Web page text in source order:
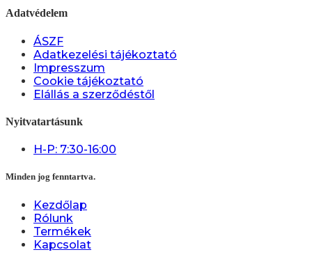
Adatvédelem
ÁSZF
Adatkezelési tájékoztató
Impresszum
Cookie tájékoztató
Elállás a szerződéstől
Nyitvatartásunk
H-P: 7:30-16:00
Minden jog fenntartva.
Kezdőlap
Rólunk
Termékek
Kapcsolat